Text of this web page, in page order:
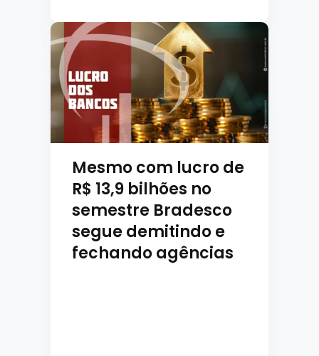
Mesmo com lucro de
R$ 13,9 bilhões no
semestre Bradesco
segue demitindo e
fechando agências